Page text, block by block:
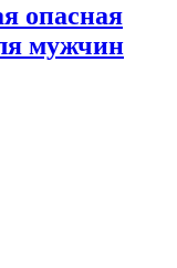
опасная
мужчин